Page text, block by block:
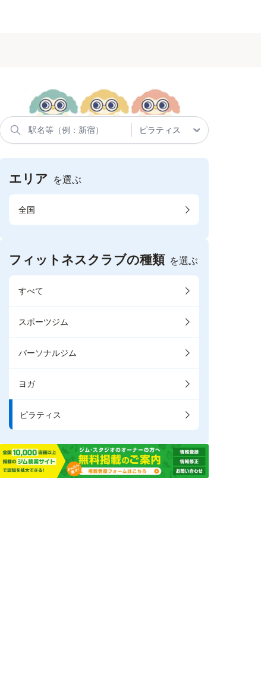
エリア を選ぶ
全国
フィットネスクラブの種類 を選ぶ
すべて
スポーツジム
パーソナルジム
ヨガ
ピラティス